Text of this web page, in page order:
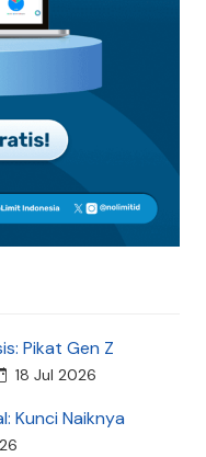
Pikat Gen Z
18 Jul 2026
Kunci Naiknya